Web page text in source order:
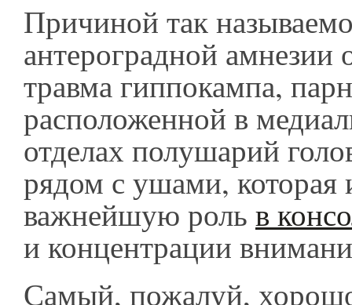
Причиной так
антероградной амнезии
травма гиппокампа,
расположенной в
отделах полушарий
рядом с ушами, которая
важнейшую роль в
и концентрации
Самый, пожалуй,